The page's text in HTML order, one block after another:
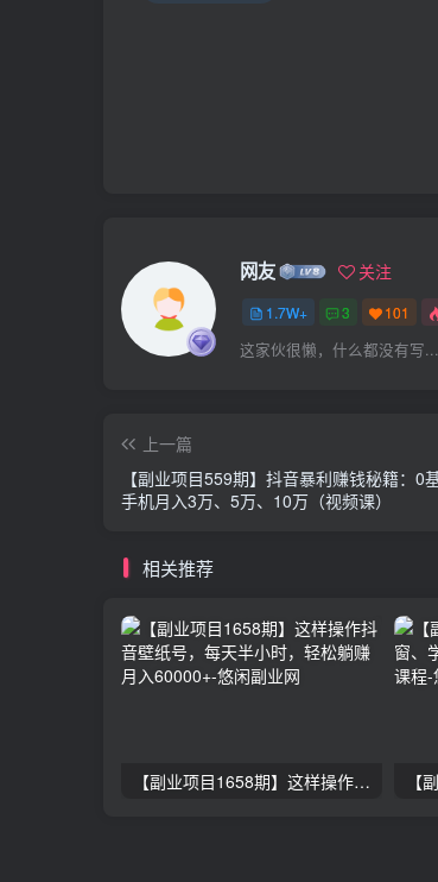
网友 关注
1.7W+ 3 101
这家伙很懒，什么都没有写...
上一篇
【副业项目559期】抖音暴利赚钱秘籍：0
手机月入3万、5万、10万（视频课）
相关推荐
【副业项目1658期】这样操作抖音壁纸号，每天半小时，轻松躺赚月入60000+